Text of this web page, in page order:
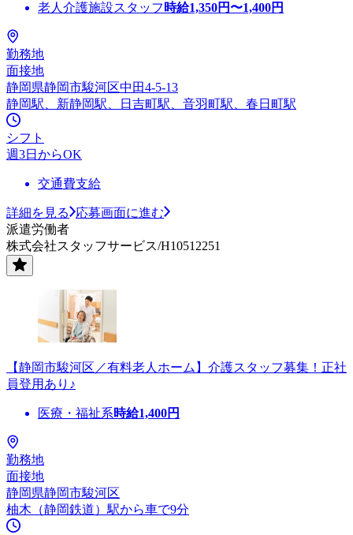
老人介護施設スタッフ 時給1,350円〜1,400円
勤務地
面接地
静岡県静岡市駿河区中田4-5-13
静岡駅、新静岡駅、日吉町駅、音羽町駅、春日町駅
シフト
週3日からOK
交通費支給
詳細を見る
応募画面に進む
派遣労働者
株式会社スタッフサービス/H10512251
【静岡市駿河区／有料老人ホーム】介護スタッフ募集！正社
員登用あり♪
医療・福祉系時給1,400円
勤務地
面接地
静岡県静岡市駿河区
柚木（静岡鉄道）駅から車で9分